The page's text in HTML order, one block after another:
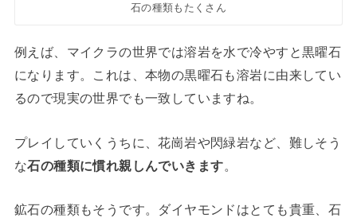
石の種類もたくさん
例えば、マイクラの世界では溶岩を水で冷やすと黒曜石
になります。これは、本物の黒曜石も溶岩に由来してい
るので現実の世界でも一致していますね。
プレイしていくうちに、花崗岩や閃緑岩など、難しそう
な石の種類に慣れ親しんでいきます。
鉱石の種類もそうです。ダイヤモンドはとても貴重、石